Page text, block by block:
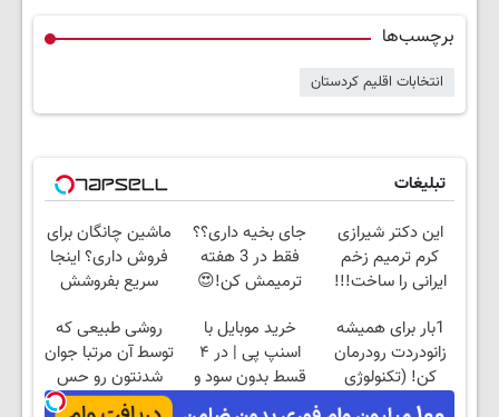
برچسب‌ها
انتخابات اقلیم کردستان
تبلیغات
این دکتر شیرازی
کرم ترمیم زخم
ایرانی را ساخت!!!
جای بخیه داری؟؟
فقط در 3 هفته
ترمیمش کن!😍
ماشین چانگان برای
فروش داری؟ اینجا
سریع بفروشش
1بار برای همیشه
زانودردت رودرمان
کن! (تکنولوژی
آلمان) ◂پرسشنامه▸
خرید موبایل با
اسنپ پی | در ۴
قسط بدون سود و
کارمزد!
روشی طبیعی که
توسط آن مرتبا جوان
شدنتون رو حس
کنید تخفیف ویژه🔥